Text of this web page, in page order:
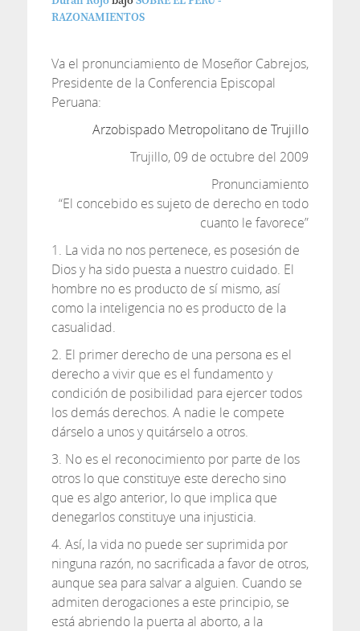
RAZONAMIENTOS
Va el pronunciamiento de Moseñor Cabrejos,
Presidente de la Conferencia Episcopal
Peruana:
Arzobispado Metropolitano de Trujillo
Trujillo, 09 de octubre del 2009
Pronunciamiento
“El concebido es sujeto de derecho en todo
cuanto le favorece”
1. La vida no nos pertenece, es posesión de
Dios y ha sido puesta a nuestro cuidado. El
hombre no es producto de sí mismo, así
como la inteligencia no es producto de la
casualidad.
2. El primer derecho de una persona es el
derecho a vivir que es el fundamento y
condición de posibilidad para ejercer todos
los demás derechos. A nadie le compete
dárselo a unos y quitárselo a otros.
3. No es el reconocimiento por parte de los
otros lo que constituye este derecho sino
que es algo anterior, lo que implica que
denegarlos constituye una injusticia.
4. Así, la vida no puede ser suprimida por
ninguna razón, no sacrificada a favor de otros,
aunque sea para salvar a alguien. Cuando se
admiten derogaciones a este principio, se
está abriendo la puerta al aborto, a la